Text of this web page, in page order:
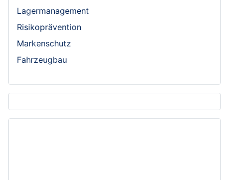
Lagermanagement
Risikoprävention
Markenschutz
Fahrzeugbau